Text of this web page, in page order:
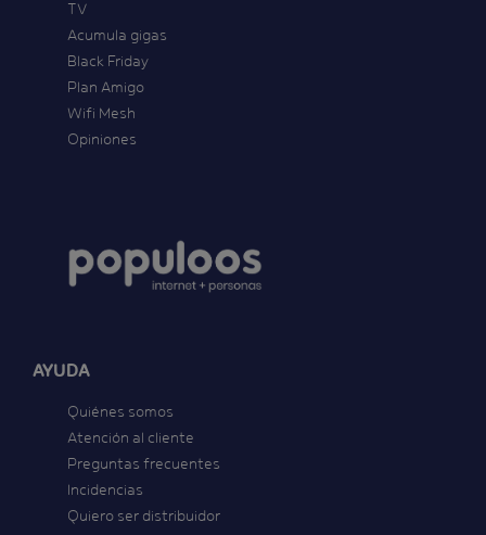
TV
Acumula gigas
Black Friday
Plan Amigo
Wifi Mesh
Opiniones
AYUDA
Quiénes somos
Atención al cliente
Preguntas frecuentes
Incidencias
Quiero ser distribuidor